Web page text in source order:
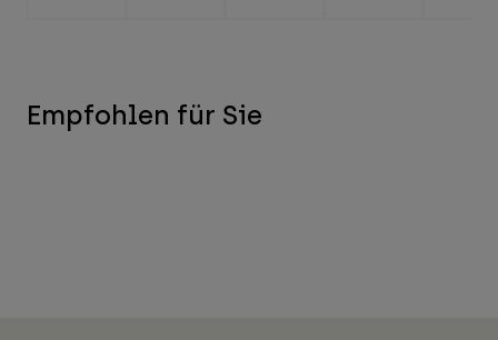
Empfohlen für Sie